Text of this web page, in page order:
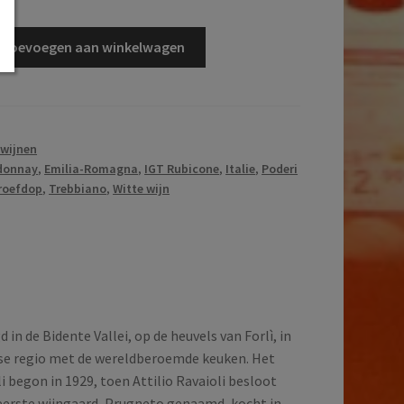
Toevoegen aan winkelwagen
, Emilia-Romagna, IGT Rubicone, Italie, Poderi
, Trebbiano,Witte wijn
in de Bidente Vallei, op de heuvels van Forlì, in
regio met de wereldberoemde keuken. Het
begon in 1929, toen Attilio Ravaioli besloot